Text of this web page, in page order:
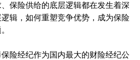
保险供给的底层逻辑都在发生着深
辑，如何重塑竞争优势，成为保险
险经纪作为国内最大的财险经纪公